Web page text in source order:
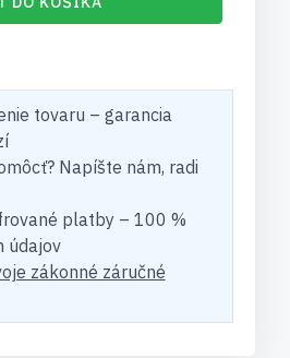
tovaru – garancia
Napíšte nám, radi
platby – 100 %
údajov
zákonné záručné